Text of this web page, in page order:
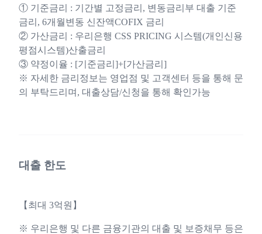
① 기준금리 : 기간별 고정금리, 변동금리부 대출 기준
금리, 6개월변동 신잔액COFIX 금리
② 가산금리 : 우리은행 CSS PRICING 시스템(개인신용
평점시스템)산출금리
③ 약정이율 : [기준금리]+[가산금리]
※ 자세한 금리정보는 영업점 및 고객센터 등을 통해 문
의 부탁드리며, 대출상담/신청을 통해 확인가능
대출 한도
【최대 3억원】
※ 우리은행 및 다른 금융기관의 대출 및 보증채무 등은